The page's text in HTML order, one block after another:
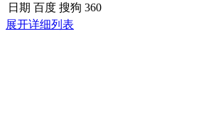
日期 百度 搜狗 360
展开详细列表